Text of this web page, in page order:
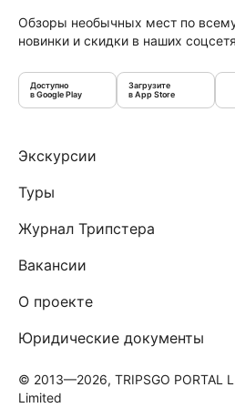
Обзоры необычных мест по
новинки и скидки в наших
Доступно
в Google Play
Загрузите
в App Store
Экскурсии
Туры
Журнал Трипстера
Вакансии
О проекте
Юридические документы
© 2013—2026, TRIPSGO PORTAL
Limited